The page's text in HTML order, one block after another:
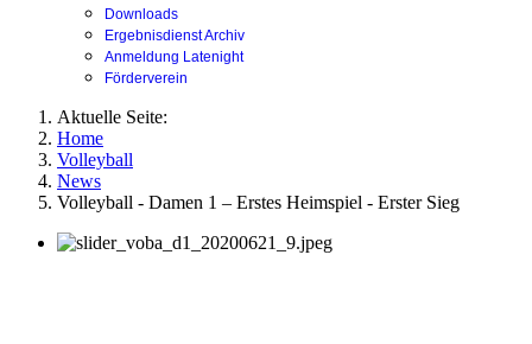
Downloads
Ergebnisdienst Archiv
Anmeldung Latenight
Förderverein
Aktuelle Seite:
Home
Volleyball
News
Volleyball - Damen 1 – Erstes Heimspiel - Erster Sieg